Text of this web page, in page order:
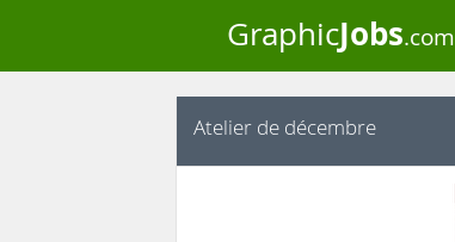
GraphicJobs.com
Atelier de décembre